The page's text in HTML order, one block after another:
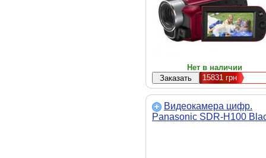
Нет в наличии
15831грн
Видеокамера цифр.
Panasonic SDR-H100